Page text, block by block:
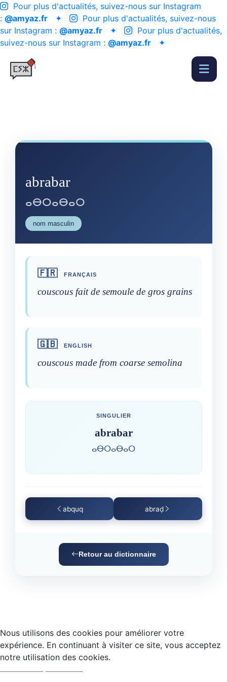
Pour plus d'actualités, suivez-nous sur Instagram
: @amyaz.fr ✦
Pour plus d'actualités, suivez-nous
sur Instagram : @amyaz.fr ✦
Pour plus d'actualités,
suivez-nous sur Instagram : @amyaz.fr ✦
abrabar
ⴰⴱⵔⴰⴱⴰⵔ
nom masculin
🇫🇷 FRANÇAIS
couscous fait de semoule de gros grains
🇬🇧 ENGLISH
couscous made from coarse semolina
SINGULIER
abrabar
ⴰⴱⵔⴰⴱⴰⵔ
abquq abraḍ
Retour au dictionnaire
Nous utilisons des cookies pour améliorer votre
expérience. En continuant à visiter ce site, vous acceptez
notre utilisation des cookies.